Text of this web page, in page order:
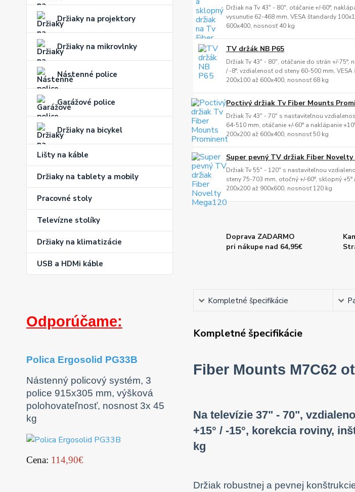
Držiaky na projektory
Držiaky na mikrovlnky
Nástenné police
Garážové police
Držiaky na bicykel
Lišty na káble
Držiaky na tablety a mobily
Pracovné stoly
Televízne stolíky
Držiaky na klimatizácie
USB a HDMi káble
Odporúčame:
Polica Ergosolid PG33B
Nástenný policový systém, 3
police 915x305 mm, výšková
polohovateľnosť, nosnost 3x 45
kg
Cena: 114,90€
Držiak na Tv 43" - 80", otáčanie +/-60°,
vysunutie 62-468 mm, VESA štandardy
600x400, nosnosť 40 kg
TV držák NB P65
Držiak Tv 43" - 80", otáčanie do strán +/-75°,
/ -8°, vzdialenosť od steny 60-500 mm,
200x100 až 600x400, nosnosť 68 kg
Poctivý držiak Tv Fiber Mounts
Držiak Tv 43" - 70" s nastaviteľnou
64-510 mm, otáčanie +/-60° a naklápanie
200x200 až 600x400, nosnosť 50 kg
Super pevný TV držiak Fiber Novelty
Držiak Tv 55" - 120" s nastaviteľnou
steny 75-703 mm, otočný +/-60°, sklopný +5°
200x200 až 900x600, nosnosť 120 kg
Doprava ZADARMO
pri nákupe nad 64,95€
Kompletné špecifikácie
Kompletné špecifikácie
Fiber Mounts M7C62
Na televízie 37" - 70",
+15° / -15°, korekcia roviny,
kg
Držiak robustnej a pevnej